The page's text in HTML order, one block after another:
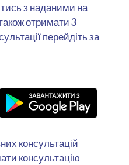
з наданими на
отримати 3
перейдіть за
консультацій
консультацію